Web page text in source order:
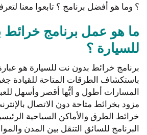
؟ وما هو أفضل برنامج ؟ تابعوا معنا
ما هو عمل برنامج
للسيارة ؟
برنامج خرائط بدون نت للسيارة هو
باستكشاف الطرقات المتاحة للقيادة
المسارات أطول و أيُّها أقصر وأسهل
مزود بخرائط متاحة دون الاتصال
خرائط الطرق والأماكن السياحية
البرنامج للسائق التنقل بين المدن